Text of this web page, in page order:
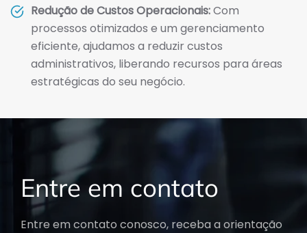
Redução de Custos Operacionais:Com
processos otimizados e um gerenciamento
eficiente, ajudamos a reduzir custos
administrativos, liberando recursos para áreas
estratégicas do seu negócio.
Entre em contato
Entre em contato conosco, receba a orientação